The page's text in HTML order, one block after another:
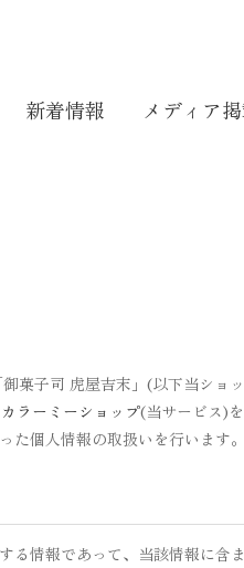
新着情報 メディア
菓子司 虎屋吉末」(以下当ショ
カラーミーショップ(当サービス)
た個人情報の取扱いを行います。
る情報であって、当該情報に